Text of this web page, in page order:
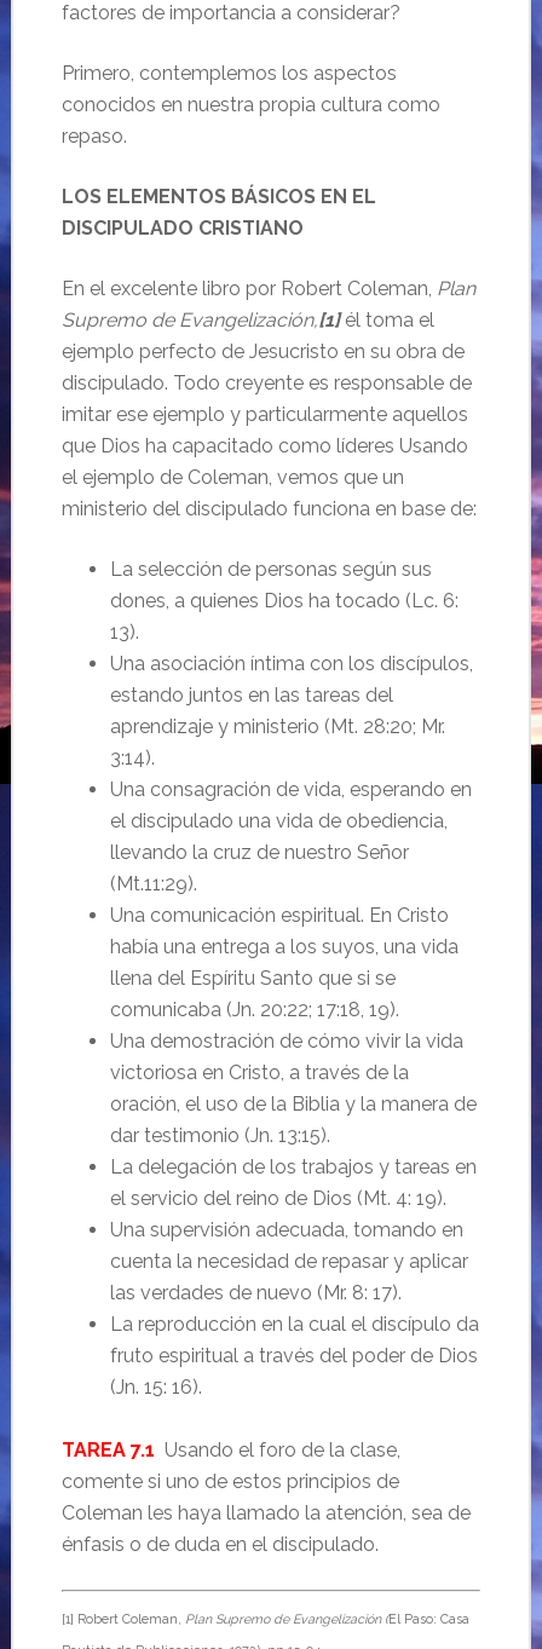
factores de importancia a considerar?
Primero, contemplemos los aspectos
conocidos en nuestra propia cultura como
repaso.
LOS ELEMENTOS BÁSICOS EN EL
DISCIPULADO CRISTIANO
En el excelente libro por Robert Coleman, Plan
Supremo de Evangelización,[1] él toma el
ejemplo perfecto de Jesucristo en su obra de
discipulado. Todo creyente es responsable de
imitar ese ejemplo y particularmente aquellos
que Dios ha capacitado como líderes Usando
el ejemplo de Coleman, vemos que un
ministerio del discipulado funciona en base de:
La selección de personas según sus
dones, a quienes Dios ha tocado (Lc. 6:
13).
Una asociación íntima con los discípulos,
estando juntos en las tareas del
aprendizaje y ministerio (Mt. 28:20; Mr.
3:14).
Una consagración de vida, esperando en
el discipulado una vida de obediencia,
llevando la cruz de nuestro Señor
(Mt.11:29).
Una comunicación espiritual. En Cristo
había una entrega a los suyos, una vida
llena del Espíritu Santo que si se
comunicaba (Jn. 20:22; 17:18, 19).
Una demostración de cómo vivir la vida
victoriosa en Cristo, a través de la
oración, el uso de la Biblia y la manera de
dar testimonio (Jn. 13:15).
La delegación de los trabajos y tareas en
el servicio del reino de Dios (Mt. 4: 19).
Una supervisión adecuada, tomando en
cuenta la necesidad de repasar y aplicar
las verdades de nuevo (Mr. 8: 17).
La reproducción en la cual el discípulo da
fruto espiritual a través del poder de Dios
(Jn. 15: 16).
TAREA 7.1 Usando el foro de la clase,
comente si uno de estos principios de
Coleman les haya llamado la atención, sea de
énfasis o de duda en el discipulado.
[1] Robert Coleman, Plan Supremo de Evangelización (El Paso: Casa